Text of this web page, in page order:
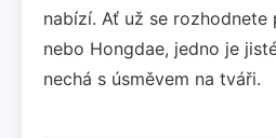
nabízí. Ať už se rozhodnete
nebo Hongdae, jedno je
nechá s úsměvem na tváři.